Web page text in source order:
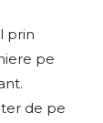
prin
pe
de pe